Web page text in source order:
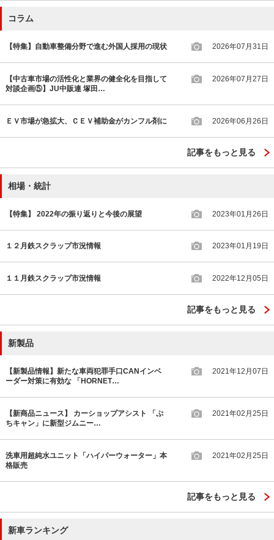
コラム
【特集】自動車整備分野で進む外国人採用の現状 2026年07月31日
【中古車市場の活性化と業界の健全化を目指して
対談企画⑤】JU中販連 塚田…
2026年07月27日
ＥＶ市場が急拡大、ＣＥＶ補助金がカンフル剤に 2026年06月26日
記事をもっと見る
相場・統計
【特集】 2022年の振り返りと今後の展望 2023年01月26日
１２月鉄スクラップ市況情報 2023年01月19日
１１月鉄スクラップ市況情報 2022年12月05日
記事をもっと見る
新製品
【新製品情報】新たな車両犯罪手口CANインベ
ーダー対策に有効な 「HORNET…
2021年12月07日
【新商品ニュース】 カーショップアシスト 「ぷ
ちキャン」に新型ジムニー…
2021年02月25日
洗車用超純水ユニット「ハイパーウォーター」本
格販売
2021年02月25日
記事をもっと見る
新車ランキング